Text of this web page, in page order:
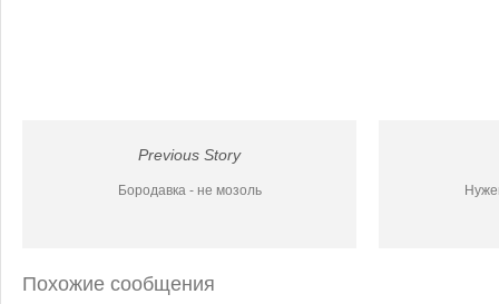
Previous Story
Бородавка - не мозоль
Похожие сообщения